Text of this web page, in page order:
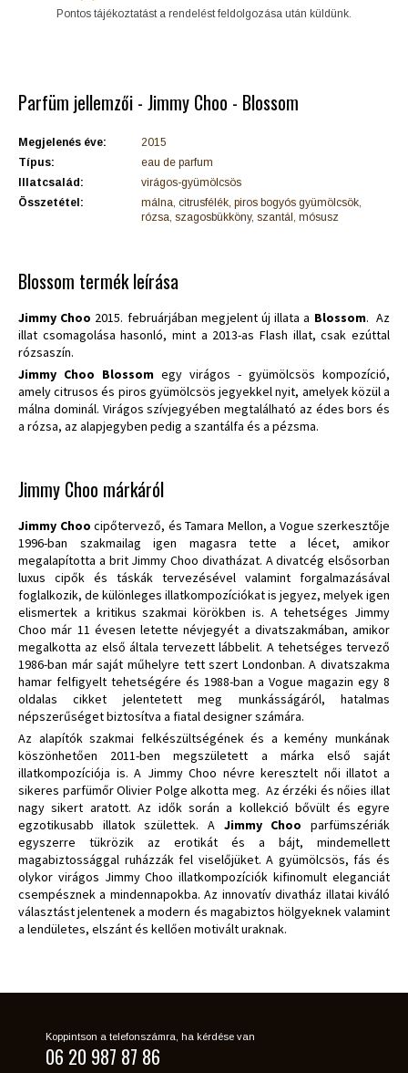
Pontos tájékoztatást a rendelést feldolgozása után küldünk.
Parfüm jellemzői - Jimmy Choo - Blossom
Megjelenés éve:
2015
Típus:
eau de parfum
Illatcsalád:
virágos-gyümölcsös
Összetétel:
málna, citrusfélék, piros bogyós gyümölcsök,
rózsa, szagosbükköny, szantál, mósusz
Blossom termék leírása
Jimmy Choo 2015. februárjában megjelent új illata a Blossom. Az
illat csomagolása hasonló, mint a 2013-as Flash illat, csak ezúttal
rózsaszín.
Jimmy Choo Blossom egy virágos - gyümölcsös kompozíció,
amely citrusos és piros gyümölcsös jegyekkel nyit, amelyek közül a
málna dominál. Virágos szívjegyében megtalálható az édes bors és
a rózsa, az alapjegyben pedig a szantálfa és a pézsma.
Jimmy Choo márkáról
Jimmy Choo cipőtervező, és Tamara Mellon, a Vogue szerkesztője
1996-ban szakmailag igen magasra tette a lécet, amikor
megalapította a brit Jimmy Choo divatházat. A divatcég elsősorban
luxus cipők és táskák tervezésével valamint forgalmazásával
foglalkozik, de különleges illatkompozíciókat is jegyez, melyek igen
elismertek a kritikus szakmai körökben is. A tehetséges Jimmy
Choo már 11 évesen letette névjegyét a divatszakmában, amikor
megalkotta az első általa tervezett lábbelit. A tehetséges tervező
1986-ban már saját műhelyre tett szert Londonban. A divatszakma
hamar felfigyelt tehetségére és 1988-ban a Vogue magazin egy 8
oldalas cikket jelentetett meg munkásságáról, hatalmas
népszerűséget biztosítva a fiatal designer számára.
Az alapítók szakmai felkészültségének és a kemény munkának
köszönhetően 2011-ben megszületett a márka első saját
illatkompozíciója is. A Jimmy Choo névre keresztelt női illatot a
sikeres parfümőr Olivier Polge alkotta meg. Az érzéki és nőies illat
nagy sikert aratott. Az idők során a kollekció bővült és egyre
egzotikusabb illatok születtek. A Jimmy Choo parfümszériák
egyszerre tükrözik az erotikát és a bájt, mindemellett
magabiztossággal ruházzák fel viselőjüket. A gyümölcsös, fás és
olykor virágos Jimmy Choo illatkompozíciók kifinomult eleganciát
csempésznek a mindennapokba. Az innovatív divatház illatai kiváló
választást jelentenek a modern és magabiztos hölgyeknek valamint
a lendületes, elszánt és kellően motivált uraknak.
Koppintson a telefonszámra, ha kérdése van
06 20 987 87 86